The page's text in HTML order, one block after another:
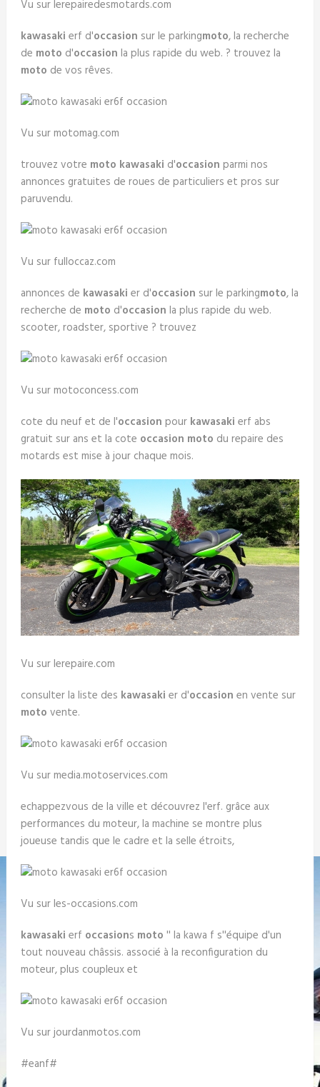
Vu sur lerepairedesmotards.com
kawasaki erf d'occasion sur le parkingmoto, la recherche
de moto d'occasion la plus rapide du web. ? trouvez la
moto de vos rêves.
Vu sur motomag.com
trouvez votre moto kawasaki d'occasion parmi nos
annonces gratuites de roues de particuliers et pros sur
paruvendu.
Vu sur fulloccaz.com
annonces de kawasaki er d'occasion sur le parkingmoto, la
recherche de moto d'occasion la plus rapide du web.
scooter, roadster, sportive ? trouvez
Vu sur motoconcess.com
cote du neuf et de l'occasion pour kawasaki erf abs
gratuit sur ans et la cote occasion moto du repaire des
motards est mise à jour chaque mois.
Vu sur lerepaire.com
consulter la liste des kawasaki er d'occasion en vente sur
moto vente.
Vu sur media.motoservices.com
echappezvous de la ville et découvrez l'erf. grâce aux
performances du moteur, la machine se montre plus
joueuse tandis que le cadre et la selle étroits,
Vu sur les-occasions.com
kawasaki erf occasions moto '' la kawa f s''équipe d'un
tout nouveau châssis. associé à la reconfiguration du
moteur, plus coupleux et
Vu sur jourdanmotos.com
#eanf#